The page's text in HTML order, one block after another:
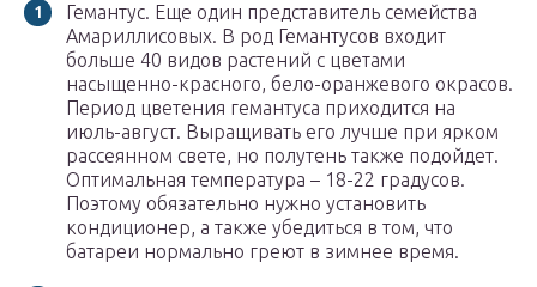
Гемантус. Еще один представитель семейства
Амариллисовых. В род Гемантусов входит
больше 40 видов растений с цветами
насыщенно-красного, бело-оранжевого окрасов.
Период цветения гемантуса приходится на
июль-август. Выращивать его лучше при ярком
рассеянном свете, но полутень также подойдет.
Оптимальная температура – 18-22 градусов.
Поэтому обязательно нужно установить
кондиционер, а также убедиться в том, что
батареи нормально греют в зимнее время.